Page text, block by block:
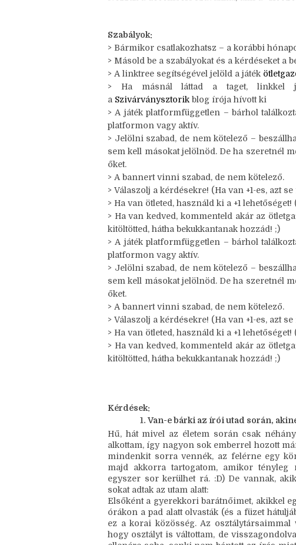
Nézzük a decemberi szavunkat, ami a
Szabályok:
> Bármikor csatlakozhatsz – a korábbi
> Másold be a szabályokat és a kérdéseket a
> A linktree segítségével jelöld a játék
> Ha másnál láttad a taget, linkkel
a Szivárványsztorik blog írója hívott ki
> A játék platformfüggetlen – bárhol
platformon vagy aktív.
> Jelölni szabad, de nem kötelező –
sem kell másokat jelölnöd. De ha szeretnél
őket.
> A bannert vinni szabad, de nem kötelező.
> Válaszolj a kérdésekre! (Ha van +1-es, azt se
> Ha van ötleted, használd ki a +1
> Ha van kedved, kommenteld akár az
kitöltötted, hátha bekukkantanak hozzád! ;)
> A játék platformfüggetlen – bárhol
platformon vagy aktív.
> Jelölni szabad, de nem kötelező –
sem kell másokat jelölnöd. De ha szeretnél
őket.
> A bannert vinni szabad, de nem kötelező.
> Válaszolj a kérdésekre! (Ha van +1-es, azt se
Kérdések:
Van-e bárki az írói utad során,
Hű, hát mivel az életem során csak
alkottam, így nagyon sok emberrel hozott
mindenkit sorra vennék, az felérne egy
majd akkorra tartogatom, amikor tényleg
egyszer sor kerülhet rá. :D) De vannak,
sokat adtak az utam alatt:
Elsőként a gyerekkori barátnőimet, akikkel